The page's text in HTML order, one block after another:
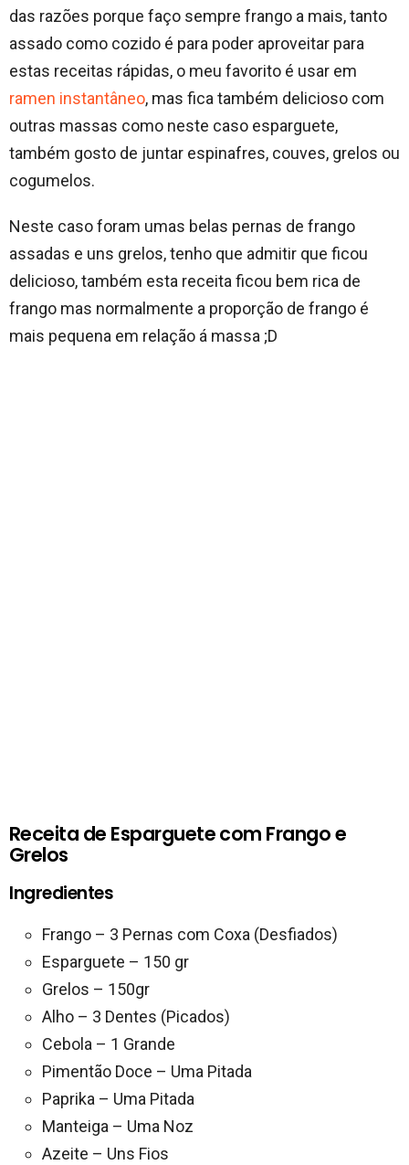
das razões porque faço sempre frango a mais, tanto
assado como cozido é para poder aproveitar para
estas receitas rápidas, o meu favorito é usar em
ramen instantâneo, mas fica também delicioso com
outras massas como neste caso esparguete,
também gosto de juntar espinafres, couves, grelos ou
cogumelos.
Neste caso foram umas belas pernas de frango
assadas e uns grelos, tenho que admitir que ficou
delicioso, também esta receita ficou bem rica de
frango mas normalmente a proporção de frango é
mais pequena em relação á massa ;D
Receita de Esparguete com Frango e
Grelos
Ingredientes
Frango – 3 Pernas com Coxa (Desfiados)
Esparguete – 150 gr
Grelos – 150gr
Alho – 3 Dentes (Picados)
Cebola – 1 Grande
Pimentão Doce – Uma Pitada
Paprika – Uma Pitada
Manteiga – Uma Noz
Azeite – Uns Fios